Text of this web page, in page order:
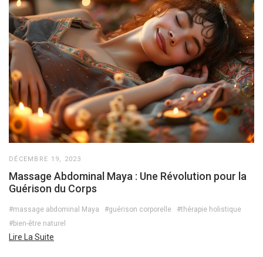
DÉCEMBRE 19, 2023
Massage Abdominal Maya : Une Révolution pour la
Guérison du Corps
#massage abdominal Maya #guérison corporelle
#thérapie holistique
#bien-être naturel
Lire La Suite